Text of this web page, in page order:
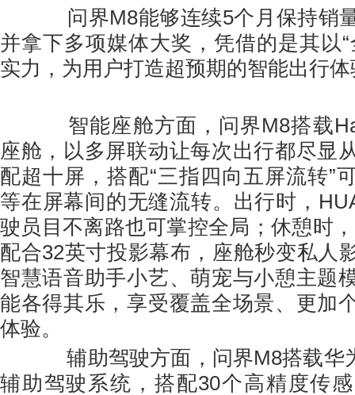
问界M8能够连续5个月保持销
并拿下多项媒体大奖，凭借的是其以
实力，为用户打造超预期的智能出行
智能座舱方面，问界M8搭载
座舱，以多屏联动让每次出行都尽显
配超十屏，搭配“三指四向五屏流转”
等在屏幕间的无缝流转。出行时，
驶员目不离路也可掌控全局；休憩时
配合32英寸投影幕布，座舱秒变私人
智慧语音助手小艺、萌宠与小憩主题
能各得其乐，享受覆盖全场景、更加
体验。
辅助驾驶方面，问界M8搭载华
辅助驾驶系统，搭配30个高精度传